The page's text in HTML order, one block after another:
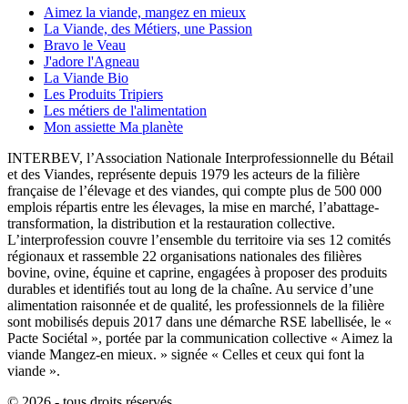
Aimez la viande, mangez en mieux
La Viande, des Métiers, une Passion
Bravo le Veau
J'adore l'Agneau
La Viande Bio
Les Produits Tripiers
Les métiers de l'alimentation
Mon assiette Ma planète
INTERBEV, l’Association Nationale Interprofessionnelle du Bétail
et des Viandes, représente depuis 1979 les acteurs de la filière
française de l’élevage et des viandes, qui compte plus de 500 000
emplois répartis entre les élevages, la mise en marché, l’abattage-
transformation, la distribution et la restauration collective.
L’interprofession couvre l’ensemble du territoire via ses 12 comités
régionaux et rassemble 22 organisations nationales des filières
bovine, ovine, équine et caprine, engagées à proposer des produits
durables et identifiés tout au long de la chaîne. Au service d’une
alimentation raisonnée et de qualité, les professionnels de la filière
sont mobilisés depuis 2017 dans une démarche RSE labellisée, le «
Pacte Sociétal », portée par la communication collective « Aimez la
viande Mangez-en mieux. » signée « Celles et ceux qui font la
viande ».